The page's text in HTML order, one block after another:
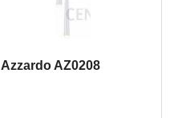
Azzardo AZ0208